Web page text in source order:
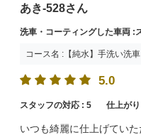
あき-528さん
洗車・コーティングした車両 :
コース名 :【純水】手洗い洗車
5.0
スタッフの対応 : 5 仕上が
いつも綺麗に仕上げてい